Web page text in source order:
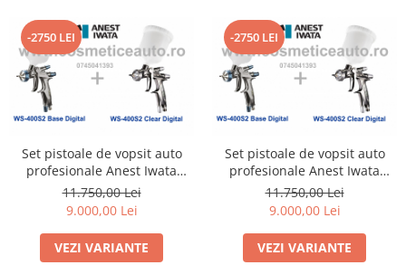
-2750 LEI
Set pistoale de vopsit auto
profesionale Anest Iwata
SUPERIOR SET WS-400SR2
BASE Digital + WS-400SR2
11.750,00 Lei
9.000,00 Lei
VEZI VARIANTE
-2750 LEI
Set pistoale de vopsit auto
profesionale Anest Iwata
SUPERIOR SET WS-400SR2
BASE Digital + WS-400SR2
11.750,00 Lei
9.000,00 Lei
VEZI VARIANTE